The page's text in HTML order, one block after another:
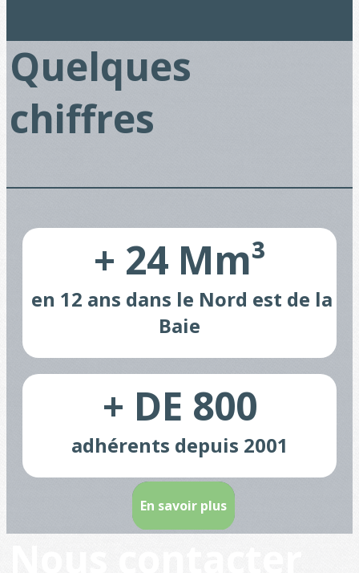
Quelques
chiffres
+ 24 Mm³
en 12 ans dans le Nord est de la
Baie
+ DE 800
adhérents depuis 2001
En savoir plus